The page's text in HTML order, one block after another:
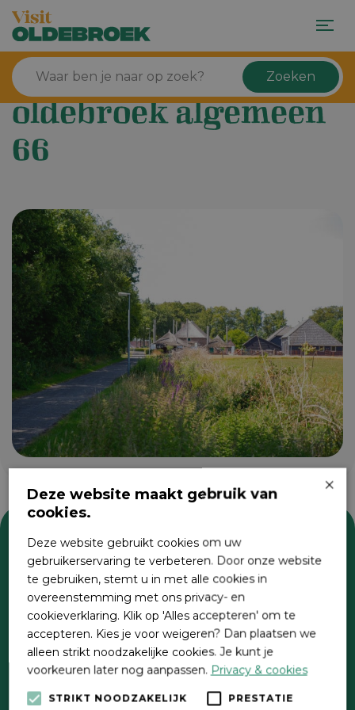
Zoeken
oldebroek algemeen
66
Zoeken
×
Deze website maakt gebruik van
cookies.
Deze website gebruikt cookies om uw
gebruikerservaring te verbeteren. Door onze website
te gebruiken, stemt u in met alle cookies in
overeenstemming met ons privacy- en
cookieverklaring. Klik op 'Alles accepteren' om te
accepteren. Kies je voor weigeren? Dan plaatsen we
alleen strikt noodzakelijke cookies. Je kunt je
voorkeuren later nog aanpassen. Privacy & cookies
STRIKT NOODZAKELIJK
PRESTATIE